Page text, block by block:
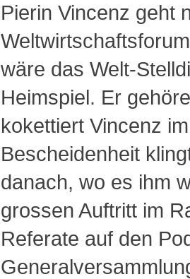
Pierin Vincenz geht
wäre das Welt-
Heimspiel. Er
kokettiert Vincenz
Bescheidenheit
danach, wo es ihm
grossen Auftritt im
Referate auf den